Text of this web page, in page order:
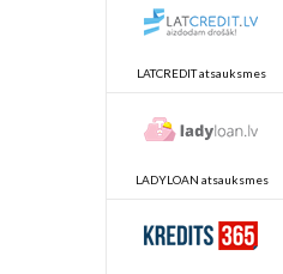
LATCREDIT atsauksmes
LADYLOAN atsauksmes